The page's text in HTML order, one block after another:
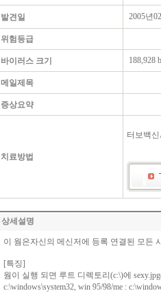
발견일 2005년
위험등급
바이러스 크기 188,928
메일제목
증상요약
치료방법
터보백
상세설명
이 웜은자신의 메신저에 등록 연결된 모든
[특징]
웜이 실행 되면 루트 디렉토리(c:\)에
c:\windows\system32, win 95/98/me :